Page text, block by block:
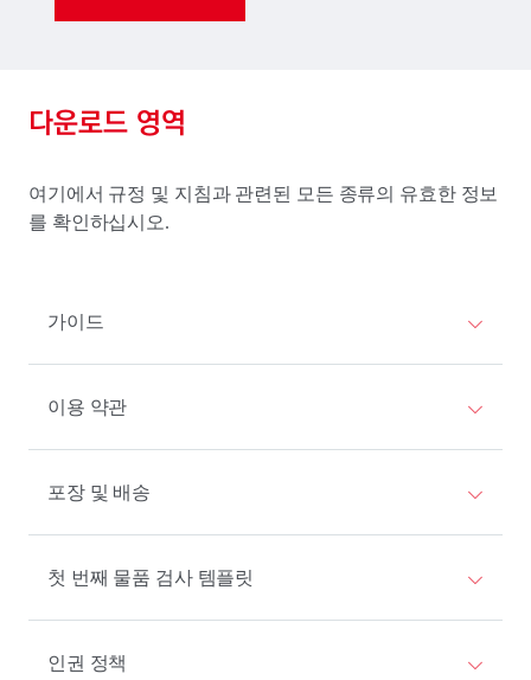
다운로드 영역
여기에서 규정 및 지침과 관련된 모든 종류의 유효한 정보
를 확인하십시오.
가이드
이용 약관
포장 및 배송
첫 번째 물품 검사 템플릿
인권 정책